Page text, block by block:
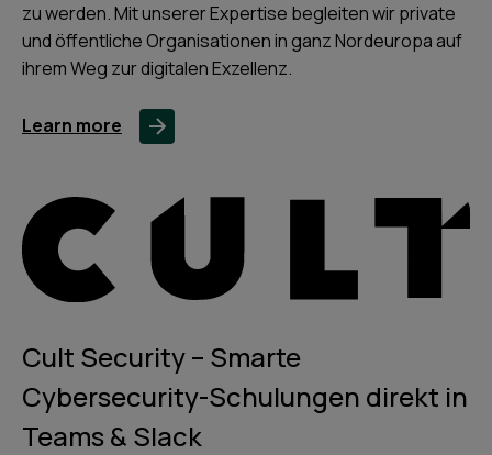
zu werden. Mit unserer Expertise begleiten wir private
und öffentliche Organisationen in ganz Nordeuropa auf
ihrem Weg zur digitalen Exzellenz.
Learn more
Cult Security – Smarte
Cybersecurity-Schulungen direkt in
Teams & Slack